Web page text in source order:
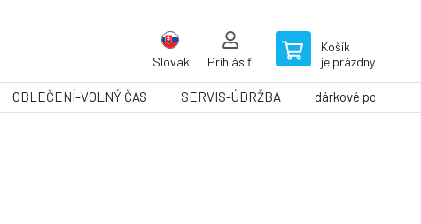
Slovak Prihlásiť
Košík
je prázdny
OBLEČENÍ-VOLNÝ ČAS SERVIS-ÚDRŽBA dárkové poukazy